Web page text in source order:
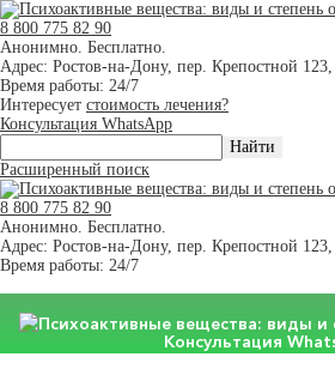
8 800 775 82 90
Анонимно. Бесплатно.
Адрес: Ростов-на-Дону, пер. Крепостной
Время работы: 24/7
Интересует стоимость лечения?
Консультация WhatsApp
Расширенный поиск
8 800 775 82 90
Анонимно. Бесплатно.
Адрес: Ростов-на-Дону, пер. Крепостной
Время работы: 24/7
Консультация